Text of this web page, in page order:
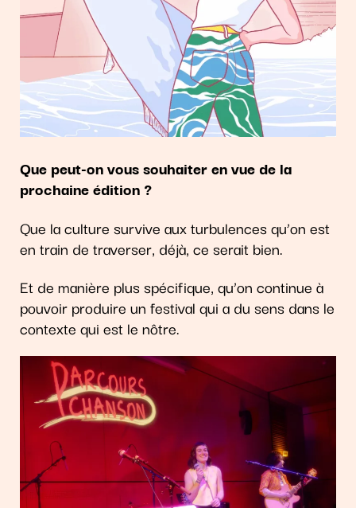
Que peut-on vous souhaiter en vue de la
prochaine édition ?
Que la culture survive aux turbulences qu’on est
en train de traverser, déjà, ce serait bien.
Et de manière plus spécifique, qu’on continue à
pouvoir produire un festival qui a du sens dans le
contexte qui est le nôtre.